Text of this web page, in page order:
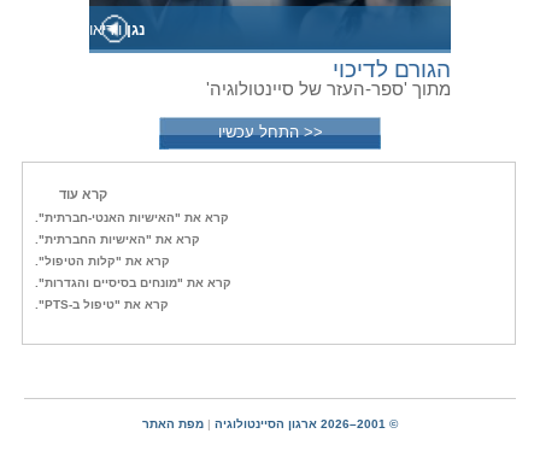
נגן וידיאו
הגורם לדיכוי
מתוך 'ספר-העזר של סיינטולוגיה'
<< התחל עכשיו
קרא עוד
קרא את "האישיות האנטי-חברתית".
קרא את "האישיות החברתית".
קרא את "קלות הטיפול".
קרא את "מונחים בסיסיים והגדרות".
קרא את "טיפול ב-PTS".
© 2001–2026 ארגון הסיינטולוגיה | מפת האתר